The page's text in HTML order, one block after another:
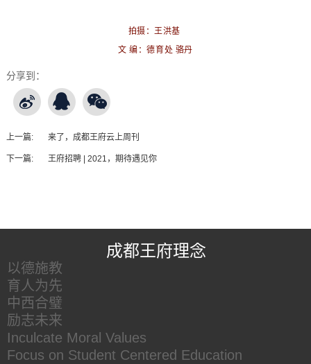
拍摄：王洪基
文 编：德育处 骆丹
分享到：
上一篇: 来了，成都王府云上周刊
下一篇: 王府招聘 | 2021，期待遇见你
成都王府理念
以德施教
育人为先
中西合璧
励志未来
Inculcate Moral Values
Focus on Student Centered Education